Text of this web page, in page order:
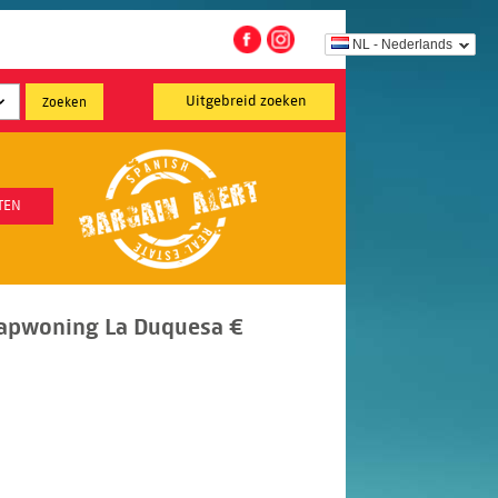
NL - Nederlands
Uitgebreid zoeken
La Duquesa €